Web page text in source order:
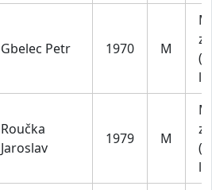
Gbelec Petr 1970 M
Roučka
Jaroslav
1979 M